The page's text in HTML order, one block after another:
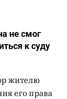
не смог
к суду
жителю
его права